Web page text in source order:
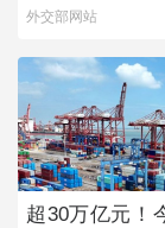
举行
外交部网站
超30万亿元！